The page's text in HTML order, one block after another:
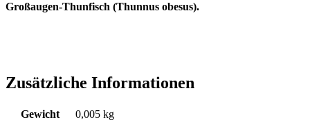
Großaugen-Thunfisch (Thunnus obesus).
Zusätzliche Informationen
Gewicht 0,005 kg